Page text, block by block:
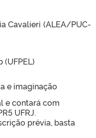
Cavalieri (ALEA/PUC-
(UFPEL)
e imaginação
e contará com
UFRJ.
prévia, basta